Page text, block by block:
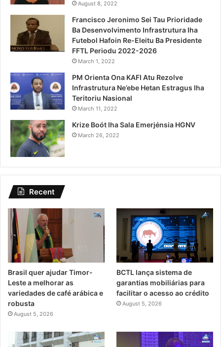
August 8, 2022
Francisco Jeronimo Sei Tau Prioridade
Ba Desenvolvimento Infrastrutura Iha
Futebol Hafoin Re-Eleitu Ba Presidente
FFTL Periodu 2022-2026
March 1, 2022
PM Orienta Ona KAFI Atu Rezolve
Infrastrutura Ne’ebe Hetan Estragus Iha
Teritoriu Nasional
March 11, 2022
Krize Boót Iha Sala Emerjénsia HGNV
March 26, 2022
Recent
Brasil quer ajudar Timor-
Leste a melhorar as
variedades de café arábica e
robusta
August 5, 2026
BCTL lança sistema de
garantias mobiliárias para
facilitar o acesso ao crédito
August 5, 2026